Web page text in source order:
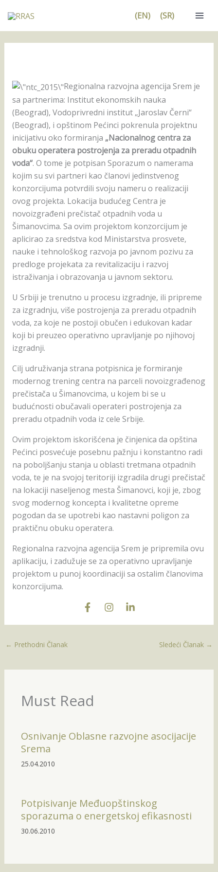
na
sadržaj
(EN) (SR)
Regionalna razvojna agencija Srem je
sa partnerima: Institut ekonomskih nauka
(Beograd), Vodoprivredni institut „Jaroslav Černi“
(Beograd), i opštinom Pećinci pokrenula projektnu
inicijativu oko formiranja „Nacionalnog centra za
obuku operatera postrojenja za preradu otpadnih
voda“. O tome je potpisan Sporazum o namerama
kojim su svi partneri kao članovi jedinstvenog
konzorcijuma potvrdili svoju nameru o realizaciji
ovog projekta. Lokacija budućeg Centra je
novoizgrađeni prečistač otpadnih voda u
Šimanovcima. Sa ovim projektom konzorcijum je
aplicirao za sredstva kod Ministarstva prosvete,
nauke i tehnološkog razvoja po javnom pozivu za
predloge projekata za revitalizaciju i razvoj
istraživanja i obrazovanja u javnom sektoru.
U Srbiji je trenutno u procesu izgradnje, ili pripreme
za izgradnju, više postrojenja za preradu otpadnih
voda, za koje ne postoji obučen i edukovan kadar
koji bi preuzeo operativno upravljanje po njihovoj
izgradnji.
Cilj udruživanja strana potpisnica je formiranje
modernog trening centra na parceli novoizgrađenog
prečistača u Šimanovcima, u kojem bi se u
budućnosti obučavali operateri postrojenja za
preradu otpadnih voda iz cele Srbije.
Ovim projektom iskorišćena je činjenica da opština
Pećinci posvećuje posebnu pažnju i konstantno radi
na poboljšanju stanja u oblasti tretmana otpadnih
voda, te je na svojoj teritoriji izgradila drugi prečistač
na lokaciji naseljenog mesta Šimanovci, koji je, zbog
svog modernog koncepta i kvalitetne opreme
pogodan da se upotrebi kao nastavni poligon za
praktičnu obuku operatera.
Regionalna razvojna agencija Srem je pripremila ovu
aplikaciju, i zadužuje se za operativno upravljanje
projektom u punoj koordinaciji sa ostalim članovima
konzorcijuma.
← Prethodni Članak Sledeći Članak →
Must Read
Osnivanje Oblasne razvojne asocijacije
Srema
25.04.2010
Potpisivanje Međuopštinskog
sporazuma o energetskoj efikasnosti
30.06.2010